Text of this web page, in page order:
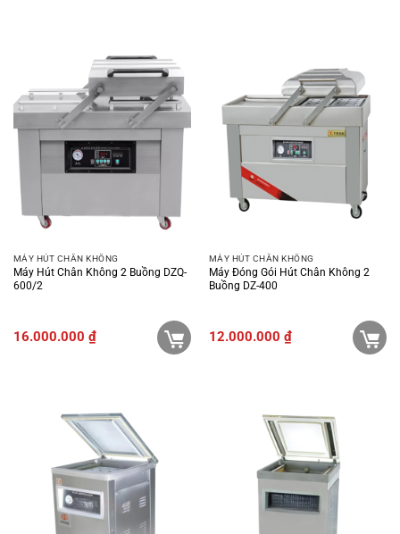
MÁY HÚT CHÂN KHÔNG
Máy Hút Chân Không 2 Buồng DZQ-
600/2
16.000.000 ₫
MÁY HÚT CHÂN KHÔNG
Máy Đóng Gói Hút Chân Không 2
Buồng DZ-400
12.000.000 ₫